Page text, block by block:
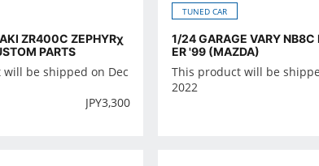
ZR400C ZEPHYRχ
PARTS
be shipped on Dec
JPY3,300
TUNED CAR
1/24 GARAGE VARY NB8C
ER '99 (MAZDA)
This product will be
2022